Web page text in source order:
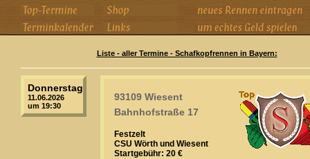
Liste - aller Termine - Schafkopfrennen in Bayern:
Donnerstag
11.06.2026
um 19:30
93109 Wiesent
Bahnhofstraße 17
Festzelt
CSU Wörth und Wiesent
Startgebühr: 20 €